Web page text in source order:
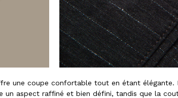
une coupe confortable tout en étant élégante.
un aspect raffiné et bien défini, tandis que la